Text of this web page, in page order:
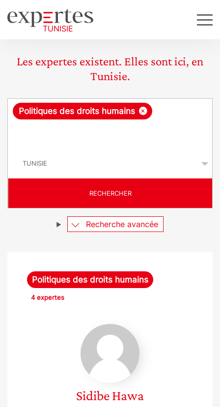
Les expertes existent. Elles sont ici, en
Tunisie.
R
ê
e
×
Politiques des droits humains
RECHERCHER
Recherche avancée
Politiques des droits humains
4 expertes
Sidibe
Hawa
SidibeHawa